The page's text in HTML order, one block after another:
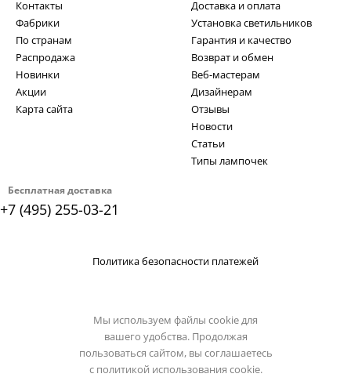
Бесплатная доставка
+7 (495) 255-03-21
Контакты
Фабрики
По странам
Распродажа
Новинки
Акции
Карта сайта
Доставка и оплата
Установка светильников
Гарантия и качество
Возврат и обмен
Веб-мастерам
Дизайнерам
Отзывы
Новости
Статьи
Типы лампочек
Политика безопасности платежей
Мы используем файлы cookie для
вашего удобства. Продолжая
пользоваться сайтом, вы соглашаетесь
с политикой использования cookie.